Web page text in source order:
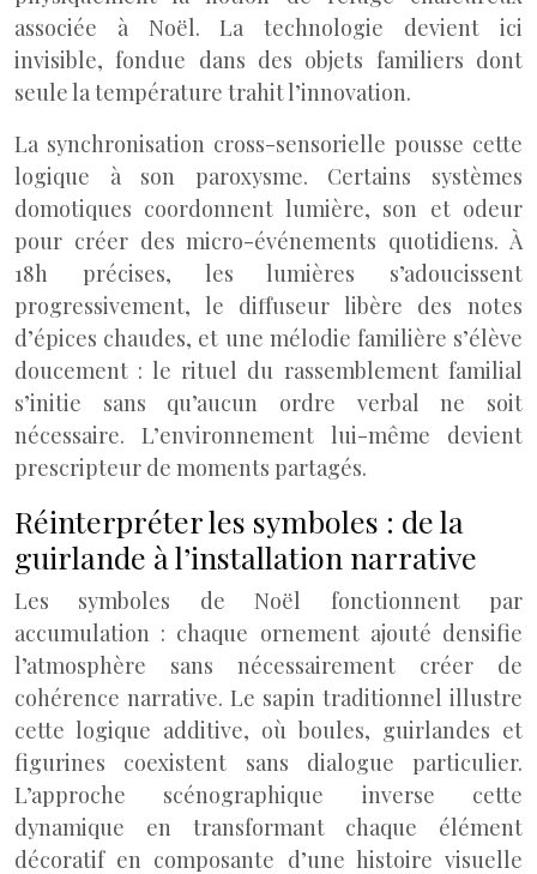
associée à Noël. La technologie devient ici
invisible, fondue dans des objets familiers dont
seule la température trahit l’innovation.
La synchronisation cross-sensorielle pousse cette
logique à son paroxysme. Certains systèmes
domotiques coordonnent lumière, son et odeur
pour créer des micro-événements quotidiens. À
18h précises, les lumières s’adoucissent
progressivement, le diffuseur libère des notes
d’épices chaudes, et une mélodie familière s’élève
doucement : le rituel du rassemblement familial
s’initie sans qu’aucun ordre verbal ne soit
nécessaire. L’environnement lui-même devient
prescripteur de moments partagés.
Réinterpréter les symboles : de la
guirlande à l’installation narrative
Les symboles de Noël fonctionnent par
accumulation : chaque ornement ajouté densifie
l’atmosphère sans nécessairement créer de
cohérence narrative. Le sapin traditionnel illustre
cette logique additive, où boules, guirlandes et
figurines coexistent sans dialogue particulier.
L’approche scénographique inverse cette
dynamique en transformant chaque élément
décoratif en composante d’une histoire visuelle